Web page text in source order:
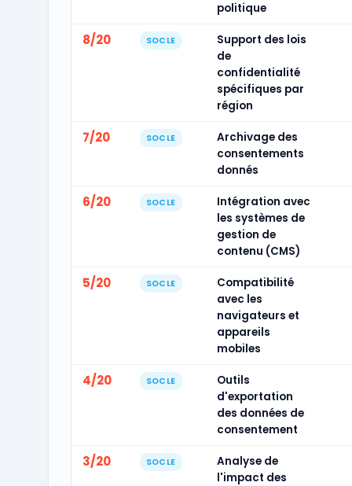
politique
8/20 SOCLE
Support des lois
de
confidentialité
spécifiques par
région
7/20 SOCLE
Archivage des
consentements
donnés
6/20 SOCLE
Intégration avec
les systèmes de
gestion de
contenu (CMS)
5/20 SOCLE
Compatibilité
avec les
navigateurs et
appareils
mobiles
4/20 SOCLE
Outils
d'exportation
des données de
consentement
3/20 SOCLE
Analyse de
l'impact des